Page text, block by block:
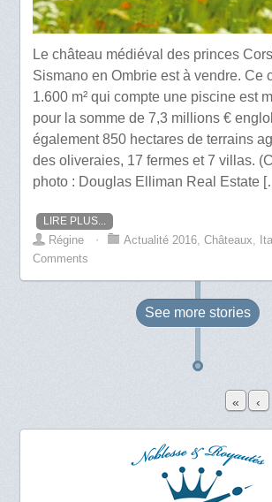
Le château médiéval des princes
Sismano en Ombrie est à vendre. Ce
1.600 m² qui compte une piscine est
pour la somme de 7,3 millions €
également 850 hectares de terrains
des oliveraies, 17 fermes et 7 villas.
photo : Douglas Elliman Real Estate
LIRE PLUS...
Régine ⋅ Actualité 2016,Châteaux,
Comments
See more stories
« ‹